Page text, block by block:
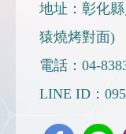
地址：彰化
猿燒烤對面)
電話： 04-
LINE ID：